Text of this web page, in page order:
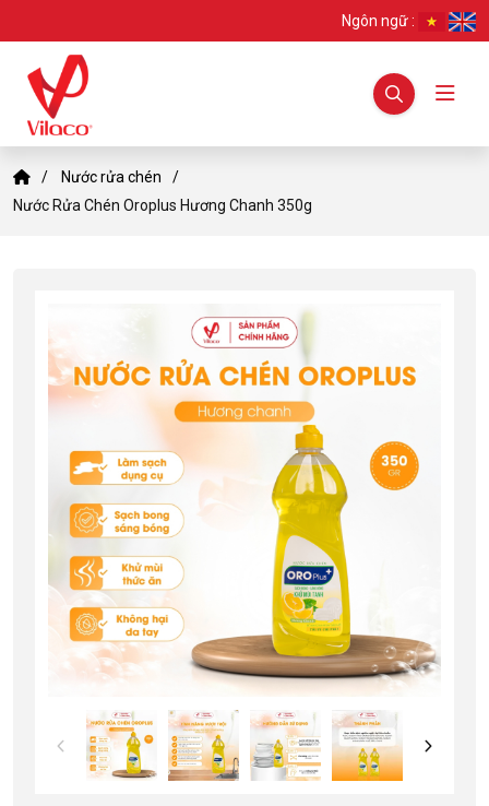
Ngôn ngữ :
Nước rửa chén
Nước Rửa Chén Oroplus Hương Chanh 350g